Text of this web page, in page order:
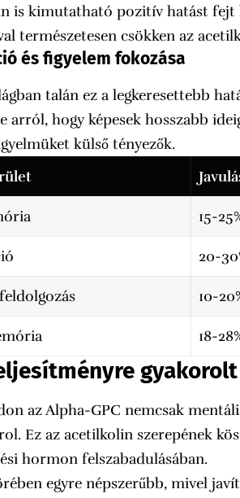
is kimutatható pozitív hatást fejt
természetesen csökken az
és figyelem fokozása
talán ez a legkeresettebb
arról, hogy képesek hosszabb
külső tényezők.
15-
20-
10-
18-
az Alpha-GPC nemcsak
Ez az acetilkolin szerepének
hormon felszabadulásában.
egyre népszerűbb, mivel